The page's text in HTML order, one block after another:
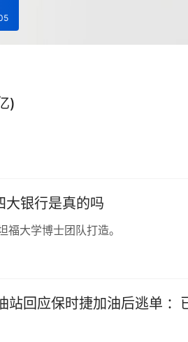
)
大银行是真的吗
大学博士团队打造。
回应保时捷加油后逃单 ：